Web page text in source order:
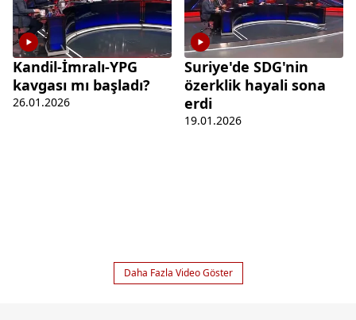
Kandil-İmralı-YPG
kavgası mı başladı?
26.01.2026
Suriye'de SDG'nin
özerklik hayali sona
erdi
19.01.2026
Daha Fazla Video Göster